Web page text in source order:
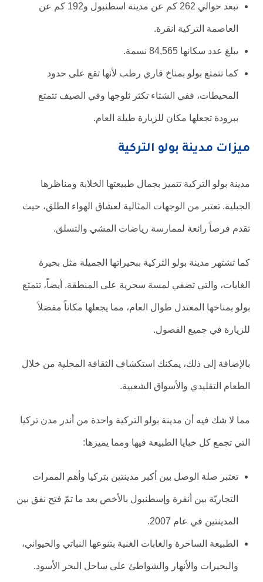
تبعد حوالي 262 كم عن مدينة اسطنبول و192 كم عن
العاصمة التركية انقرة.
يبلغ عدد سكانها 84,565 نسمة.
كما تتمتع بولو بمناخ قاري رطب لأنها تقع على حدود
المحيطات، ففي الشتاء تكثر ثلوجها وفي الصيف تتمتع
ببرودة تجعلها مكان للزيارة طيلة العام.
ميزات مدينة بولو التركية
مدينة بولو التركية تتميز بجمال طبيعتها الخلابة ومناظرها
الجبلية. تعتبر من الوجهات المثالية لعشاق الهواء الطلق، حيث
تقدم فرصاً رائعة لممارسة رياضات المشي والتسلق.
كما تشتهر مدينة بولو التركية ببحيراتها الجميلة مثل بحيرة
الغابات، والتي تضفي لمسة سحرية على المنطقة. أيضاً، تتمتع
بولو بمناخها المعتدل طوال العام، مما يجعلها مكاناً مفضلاً
للزيارة في جميع الفصول.
بالإضافة إلى ذلك، يمكنك استكشاف الثقافة المحلية من خلال
الطعام التقليدي والأسواق الشعبية.
مما لا شك فيه أن مدينة بولو التركية واحدة من أندر مدن تركيا
التي تجمع كل خبايا الطبيعة فيها ومما يميزها:
تعتبر صلة الوصل بين أكبر مدينتين بتركيا وأهم الممرات
التجاريّة بين أنقرة وإسطنبول بالأخص بعد ما تمّ فتح نفق بين
المدينتين في عام 2007.
الطبيعة الساحرة والغابات الغنية بتنوعها النباتي والحيواني،
والبحيرات والأنهار والشواطئ على ساحل البحر الأسود.